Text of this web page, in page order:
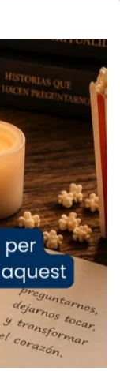
2026-
viaje-
ens
ha
de Les